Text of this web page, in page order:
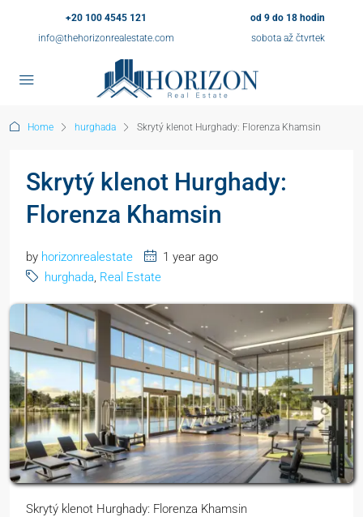
+20 100 4545 121
info@thehorizonrealestate.com
od 9 do 18 hodin
sobota až čtvrtek
Home hurghada Skrytý klenot Hurghady: Florenza Khamsin
Skrytý klenot Hurghady:
Florenza Khamsin
by horizonrealestate
1 year ago
hurghada, Real Estate
Skrytý klenot Hurghady: Florenza Khamsin